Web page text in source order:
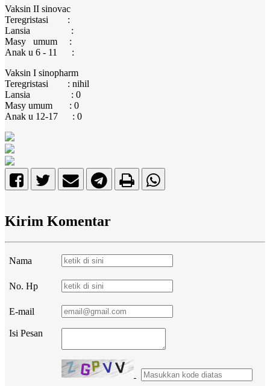
Vaksin II sinovac
Teregristasi :
Lansia :
Masy umum :
Anak u 6 - 11 :
Vaksin I sinopharm
Teregristasi : nihil
Lansia : 0
Masy umum : 0
Anak u 12-17 : 0
Kirim Komentar
Nama
No. Hp
E-mail
Isi Pesan